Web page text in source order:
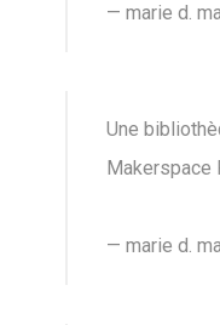
— marie d.
Une
Makerspace
— marie d.